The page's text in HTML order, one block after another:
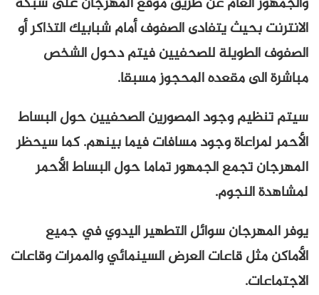
الانترنت بحيث يتفادى الصفوف أمام شبابيك التذاكر أو
الصفوف الطويلة للصحفيين فيتم دحول الشخص
مباشرة الى مقعده المحجوز مسبقا.
سيتم تنظيم وجود المصورين الصحفيين حول البساط
الأحمر لمراعاة وجود مسافات فيما بينهم. كما سيحظر
المهرجان تجمع الجمهور تماما حول البساط الأحمر
لمشاهدة النجوم.
يوفر المهرجان سوائل التطهير اليدوي في جميع
الأماكن مثل قاعات العرض السينمائي والممرات وقاعات
الاجتماعات.